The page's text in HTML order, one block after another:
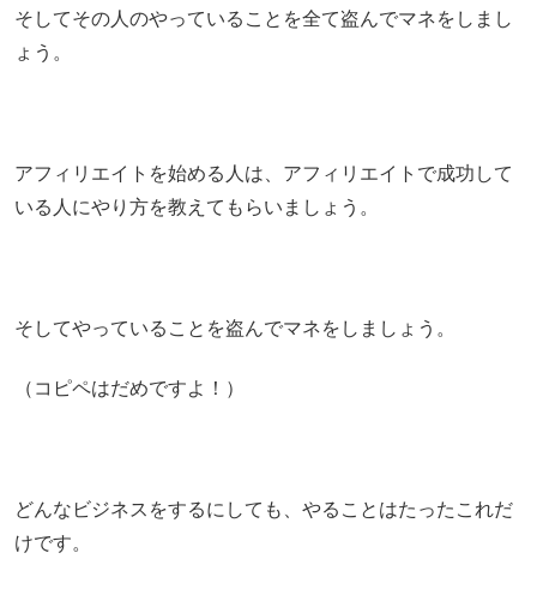
そしてその人のやっていることを全て盗んでマネをしまし
ょう。
アフィリエイトを始める人は、アフィリエイトで成功して
いる人にやり方を教えてもらいましょう。
そしてやっていることを盗んでマネをしましょう。
（コピペはだめですよ！）
どんなビジネスをするにしても、やることはたったこれだ
けです。